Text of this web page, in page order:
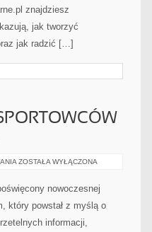
znajdziesz
jak tworzyć
jak radzić […]
REHABILITACJA
SPORTOWCÓW
I
GERIATRYCZNA
ZOSTAŁA WYŁĄCZONA
nowoczesnej
który powstał z myślą o
informacji,